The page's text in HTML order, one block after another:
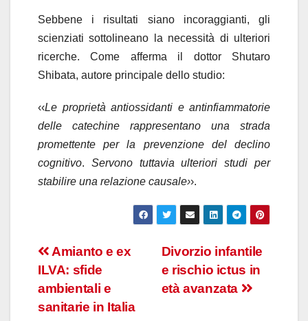
Sebbene i risultati siano incoraggianti, gli
scienziati sottolineano la necessità di ulteriori
ricerche. Come afferma il dottor Shutaro
Shibata, autore principale dello studio:
‹‹Le proprietà antiossidanti e antinfiammatorie
delle catechine rappresentano una strada
promettente per la prevenzione del declino
cognitivo. Servono tuttavia ulteriori studi per
stabilire una relazione causale››.
Navigazione
articoli
Divorzio infantile
e rischio ictus in
età avanzata
Amianto e ex
ILVA: sfide
ambientali e
sanitarie in Italia